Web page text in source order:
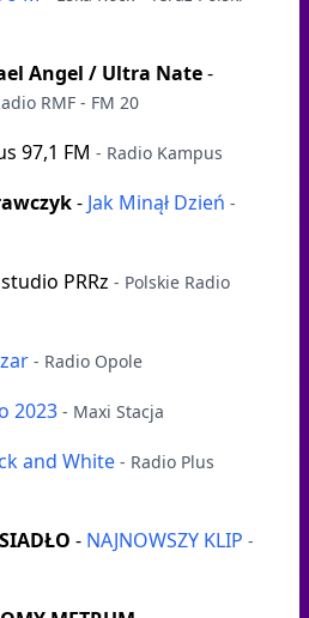
Angel / Ultra Nate-
RMF - FM 20
97,1 FM - Radio Kampus
- Jak Minął Dzień -
PRRz - Polskie Radio
- Radio Opole
2023 - Maxi Stacja
and White - Radio Plus
- NAJNOWSZY KLIP -